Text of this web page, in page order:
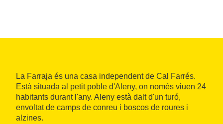
La Farraja és una casa independent de Cal Farrés.
Està situada al petit poble d'Aleny, on només viuen 24
habitants durant l'any. Aleny està dalt d'un turó,
envoltat de camps de conreu i boscos de roures i
alzines.